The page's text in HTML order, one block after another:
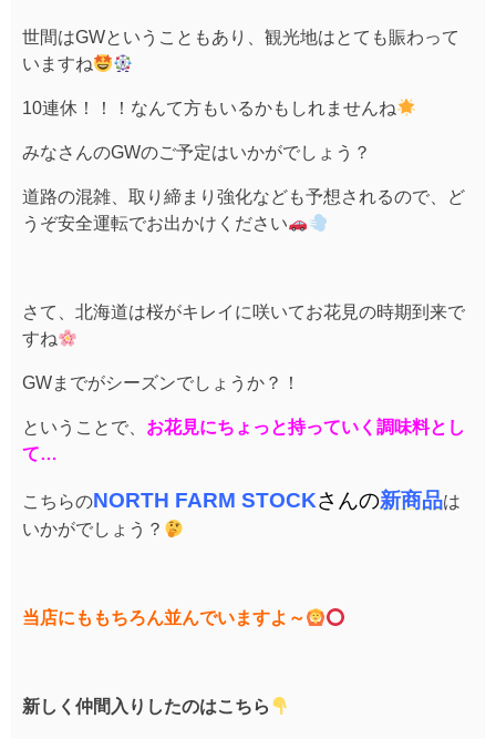
世間はGWということもあり、観光地はとても賑わって
いますね
10連休！！！なんて方もいるかもしれませんね
みなさんのGWのご予定はいかがでしょう？
道路の混雑、取り締まり強化なども予想されるので、ど
うぞ安全運転でお出かけください
さて、北海道は桜がキレイに咲いてお花見の時期到来で
すね
GWまでがシーズンでしょうか？！
ということで、 お花見にちょっと持っていく調味料とし
て…
こちらのNORTH FARM STOCKさんの新商品は
いかがでしょう？
当店にももちろん並んでいますよ～
新しく仲間入りしたのはこちら